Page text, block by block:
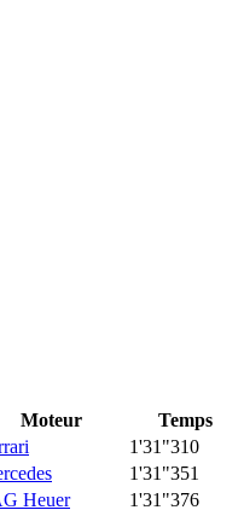
Moteur Temps
1'31"310
1'31"351
Heuer 1'31"376